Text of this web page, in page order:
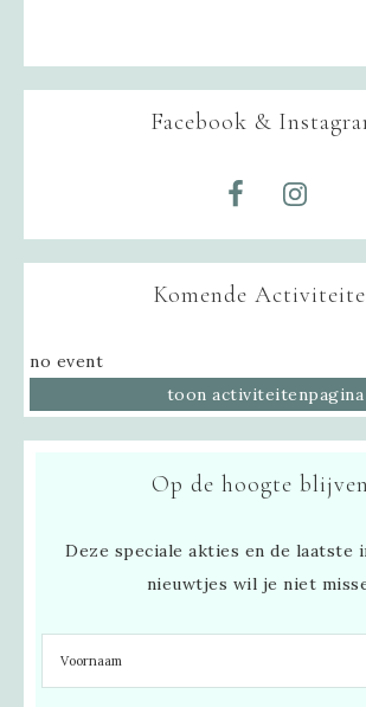
Facebook &
Komende
no event
toon activiteitenpagina
Op de hoogte
Deze speciale akties en de laatste
nieuwtjes wil je niet